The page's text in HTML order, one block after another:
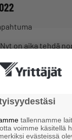
on aika tehdä
me uskomme,
tallennamme
voimme käsitellä
evästeissä